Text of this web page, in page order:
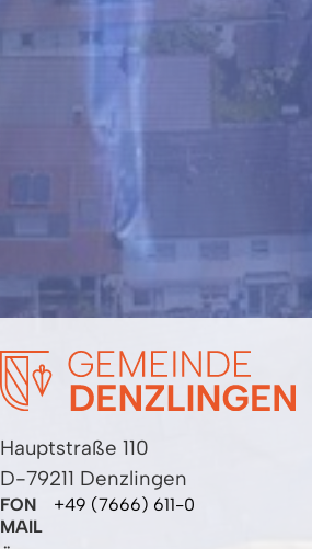
Hauptstraße 110
D-79211 Denzlingen
FON
+49 (7666) 611-0
MAIL